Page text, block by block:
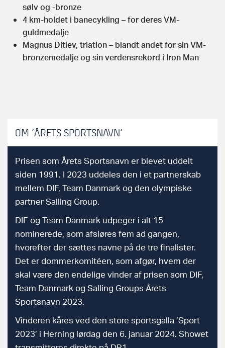
sølv og -bronze
4 km-holdet i banecykling – for deres VM-
guldmedalje
Magnus Ditlev, triatlon – blandt andet for sin VM-
bronzemedalje og sin verdensrekord i Iron Man
OM ’ÅRETS SPORTSNAVN’
Prisen som Årets Sportsnavn er blevet uddelt
siden 1991. I 2023 uddeles den i et partnerskab
mellem DIF, Team Danmark og den olympiske
partner Salling Group.
DIF og Team Danmark udpeger i alt 15
nominerede, som afsløres fem ad gangen,
hvorefter der sættes navne på de tre finalister.
Det er dommerkomitéen, som afgør, hvem der
skal være den endelige vinder af prisen som DIF,
Team Danmark og Salling Groups Årets
Sportsnavn 2023.
Vinderen kåres ved den store sportsgalla ’Sport
2023’ i Herning lørdag den 6. januar 2024. Showet